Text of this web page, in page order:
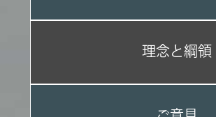
理念と綱領